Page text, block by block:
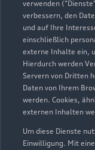
verwenden
verbessern, den
und auf Ihre
einschließlich
externe Inhalte ein,
Hierdurch werden
Servern von Dritten
Daten von Ihrem
werden. Cookies,
externen Inhalten
Um diese Dienste
Einwilligung. Mit